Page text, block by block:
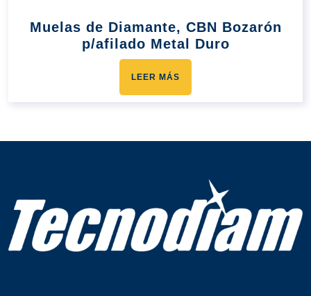
Muelas de Diamante, CBN Bozarón
p/afilado Metal Duro
LEER MÁS